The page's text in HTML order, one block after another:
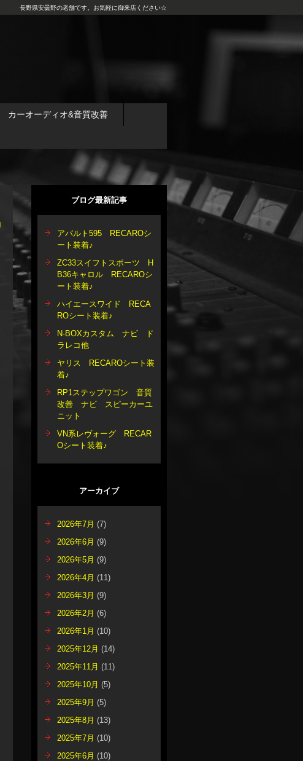
長野県安曇野の老舗です。お気軽に御来店ください☆
カーオーディオ&音質改善
ブログ最新記事
アバルト595 RECAROシ
ート装着♪
ZC33スイフトスポーツ H
B36キャロル RECAROシ
ート装着♪
ハイエースワイド RECA
ROシート装着♪
N-BOXカスタム ナビ ド
ラレコ他
ヤリス RECAROシート装
着♪
RP1ステップワゴン 音質
改善 ナビ スピーカーユ
ニット
VN系レヴォーグ RECAR
Oシート装着♪
アーカイブ
2026年7月 (7)
2026年6月 (9)
2026年5月 (9)
2026年4月 (11)
2026年3月 (9)
2026年2月 (6)
2026年1月 (10)
2025年12月 (14)
2025年11月 (11)
2025年10月 (5)
2025年9月 (5)
2025年8月 (13)
2025年7月 (10)
2025年6月 (10)